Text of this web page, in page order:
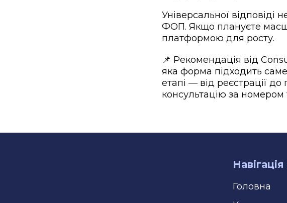
Універсальної
ФОП. Якщо плануєте
платформою для росту.
📌 Рекомендація від
яка форма підходить
етапі — від реєстрації до
консультацію за
Головна